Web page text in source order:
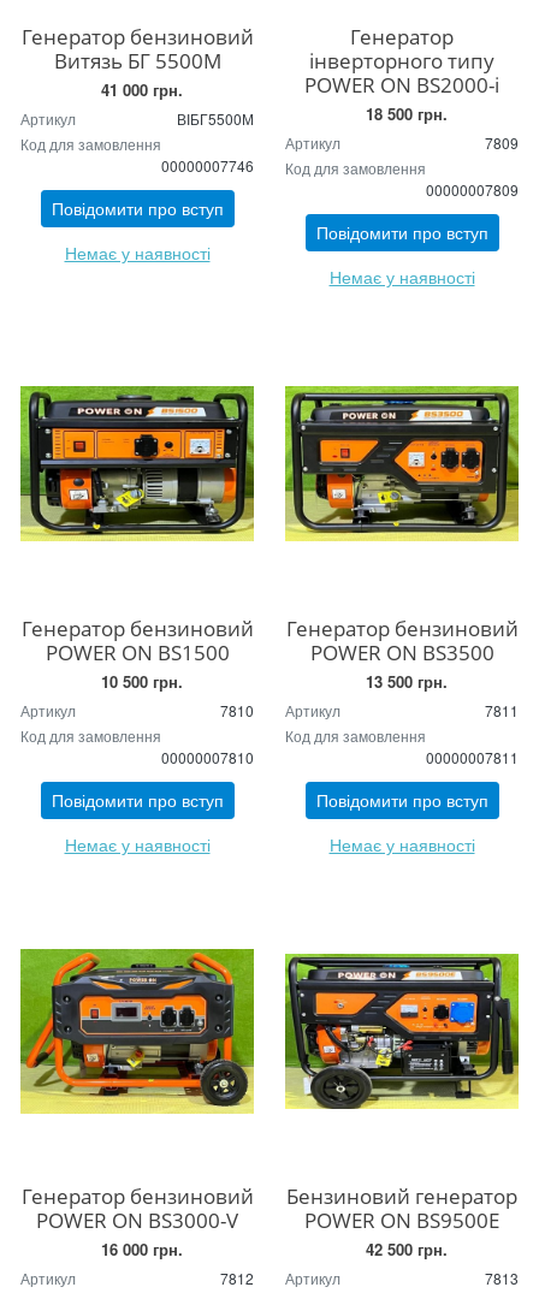
Генератор бензиновий
Витязь БГ 5500М
41 000 грн.
Артикул
ВІБГ5500М
Код для замовлення
00000007746
Повідомити про вступ
Немає у наявності
Генератор
інверторного типу
POWER ON BS2000-i
18 500 грн.
Артикул
7809
Код для замовлення
00000007809
Повідомити про вступ
Немає у наявності
Генератор бензиновий
POWER ON BS1500
10 500 грн.
Артикул
7810
Код для замовлення
00000007810
Повідомити про вступ
Немає у наявності
Генератор бензиновий
POWER ON BS3500
13 500 грн.
Артикул
7811
Код для замовлення
00000007811
Повідомити про вступ
Немає у наявності
Генератор бензиновий
POWER ON BS3000-V
16 000 грн.
Артикул
7812
Бензиновий генератор
POWER ON BS9500Е
42 500 грн.
Артикул
7813